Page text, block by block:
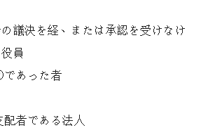
議決を経、または承認を受けなけ
員
あった者
者である法人